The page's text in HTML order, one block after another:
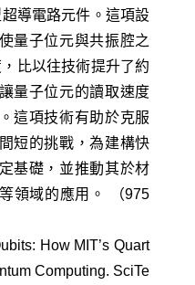
導電路元件。這項設
量子位元與共振腔之
比以往技術提升了約
量子位元的讀取速度
這項技術有助於克服
短的挑戰，為建構快
基礎，並推動其於材
領域的應用。 （975
How MIT’s Quart
Computing. SciTe